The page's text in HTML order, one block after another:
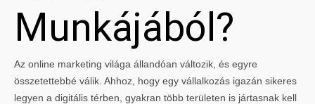
Munkájából?
Az online marketing világa állandóan változik, és egyre
összetettebbé válik. Ahhoz, hogy egy vállalkozás igazán sikeres
legyen a digitális térben, gyakran több területen is jártasnak kell